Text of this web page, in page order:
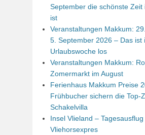
September die schönste Zeit
ist
Veranstaltungen Makkum:
5. September 2026 – Das ist
Urlaubswoche los
Veranstaltungen Makkum:
Zomermarkt im August
Ferienhaus Makkum Preise
Frühbucher sichern die Top-
Schakelvilla
Insel Vlieland –
Vliehorsexpres